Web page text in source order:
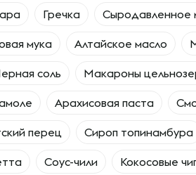
Гречка Сыродавленное
мука Алтайское масло
соль Макароны
Арахисовая паста
перец Сироп топинамбура
Соус-чили Кокосовые